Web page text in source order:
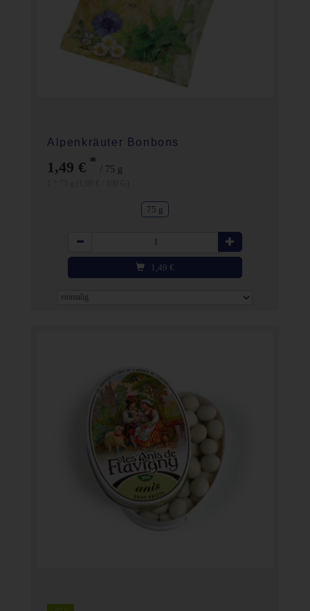
Alpenkräuter Bonbons
1,49 € * / 75 g
75 g
Anzahl
1,49 €